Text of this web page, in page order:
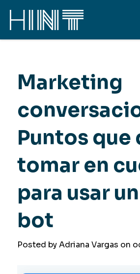
Marketing
Puntos que
tomar en
para usar
bot
Posted by Adriana Vargas on